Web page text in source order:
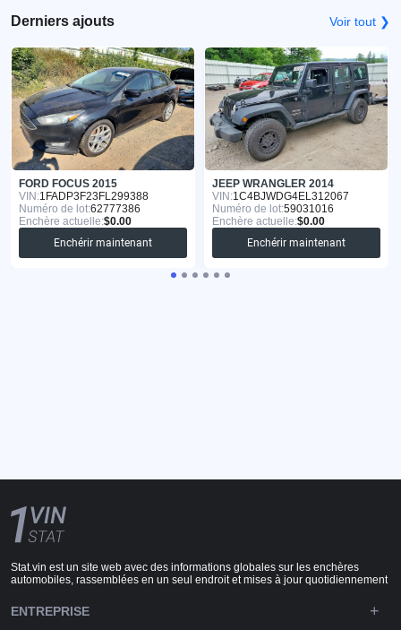
Derniers ajouts Voir tout ❯
FORD FOCUS 2015
VIN:1FADP3F23FL299388
Numéro de lot:62777386
Enchère actuelle:$0.00
Enchérir maintenant
JEEP WRANGLER 2014
VIN:1C4BJWDG4EL312067
Numéro de lot:59031016
Enchère actuelle:$0.00
Enchérir maintenant
Stat.vin est un site web avec des informations globales sur les enchères
automobiles, rassemblées en un seul endroit et mises à jour quotidiennement
ENTREPRISE